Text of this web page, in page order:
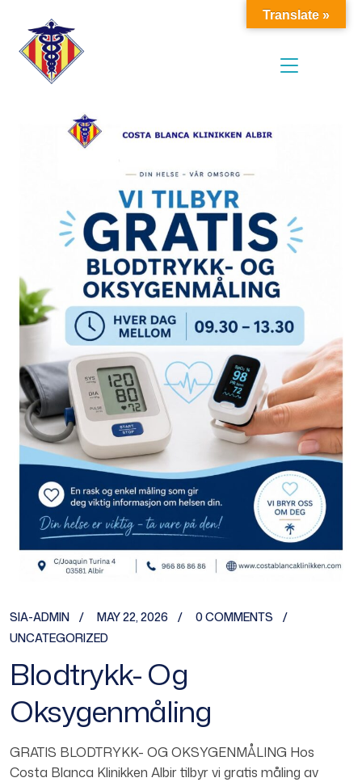
SIA-ADMIN MAY 22, 2026
0 COMMENTS
UNCATEGORIZED
Blodtrykk- Og
Oksygenmåling
GRATIS BLODTRYKK- OG OKSYGENMÅLING Hos
Costa Blanca Klinikken Albir tilbyr vi gratis måling av
Translate »